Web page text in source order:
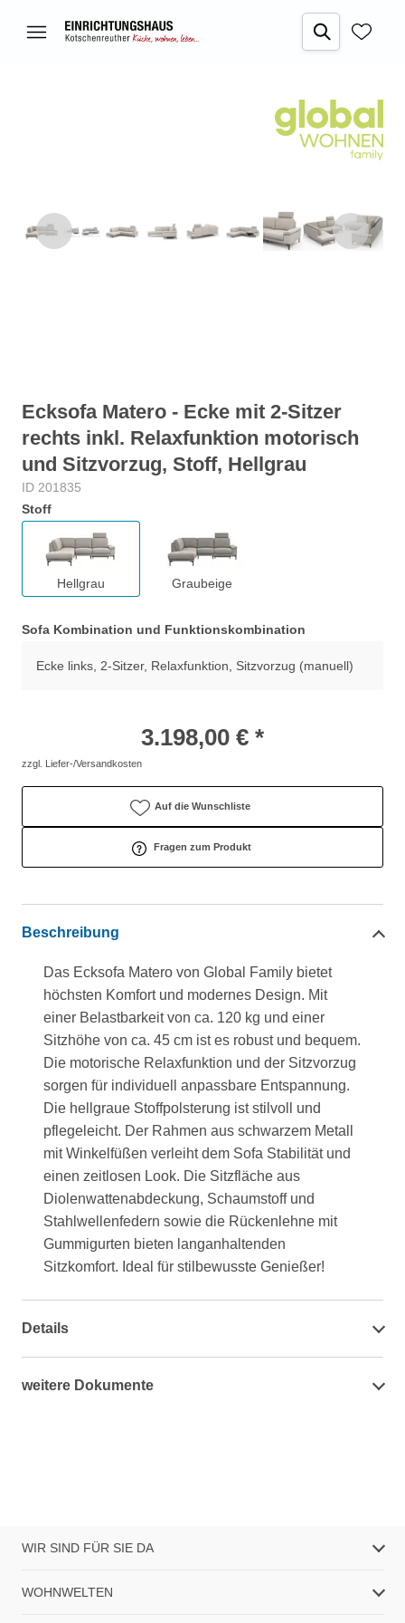
Ecksofa Matero - Ecke mit 2-Sitzer
rechts inkl. Relaxfunktion motorisch
und Sitzvorzug, Stoff, Hellgrau
ID 201835
Stoff
Hellgrau Graubeige
Sofa Kombination und Funktionskombination
Ecke links, 2-Sitzer, Relaxfunktion, Sitzvorzug (manuell)
3.198,00 € *
zzgl. Liefer-/Versandkosten
Auf die Wunschliste
Fragen zum Produkt
Beschreibung
Das Ecksofa Matero von Global Family bietet
höchsten Komfort und modernes Design. Mit
einer Belastbarkeit von ca. 120 kg und einer
Sitzhöhe von ca. 45 cm ist es robust und bequem.
Die motorische Relaxfunktion und der Sitzvorzug
sorgen für individuell anpassbare Entspannung.
Die hellgraue Stoffpolsterung ist stilvoll und
pflegeleicht. Der Rahmen aus schwarzem Metall
mit Winkelfüßen verleiht dem Sofa Stabilität und
einen zeitlosen Look. Die Sitzfläche aus
Diolenwattenabdeckung, Schaumstoff und
Stahlwellenfedern sowie die Rückenlehne mit
Gummigurten bieten langanhaltenden
Sitzkomfort. Ideal für stilbewusste Genießer!
Details
weitere Dokumente
WIR SIND FÜR SIE DA
WOHNWELTEN